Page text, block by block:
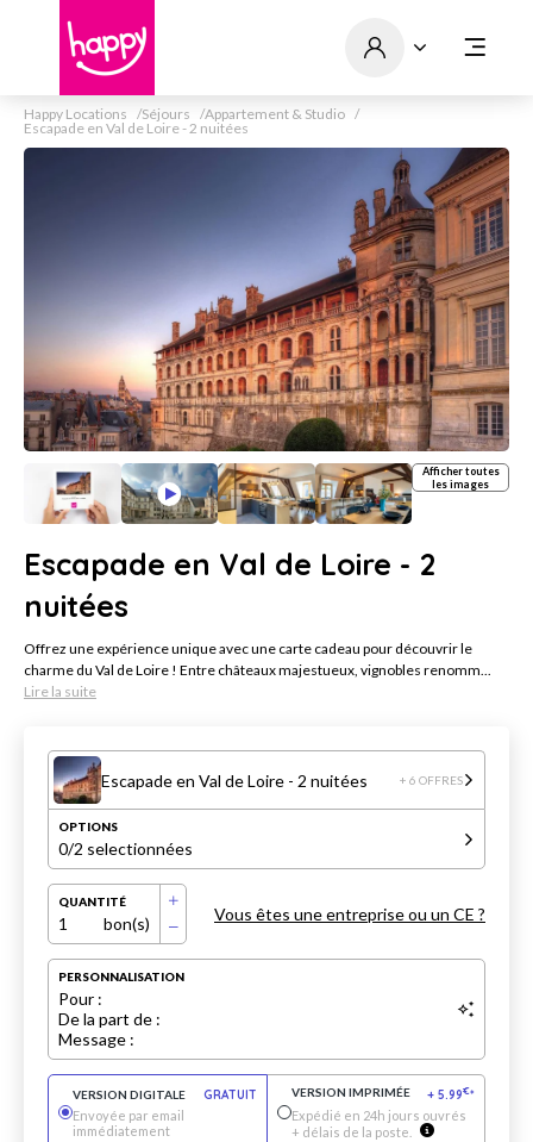
Happy Locations Séjours
Appartement & Studio
Escapade en Val de Loire - 2 nuitées
Afficher toutes
les images
Escapade en Val de Loire - 2
nuitées
Offrez une expérience unique avec une carte cadeau pour découvrir le
charme du Val de Loire ! Entre châteaux majestueux, vignobles renomm...
Lire la suite
Escapade en Val de Loire - 2 nuitées + 6 OFFRES
OPTIONS
0/2 selectionnées
QUANTITÉ
1 bon(s) Vous êtes une entreprise ou un CE ?
PERSONNALISATION
Pour :
De la part de :
Message :
VERSION DIGITALE
GRATUIT
Envoyée par email
immédiatement
VERSION IMPRIMÉE + 5.99€*
Expédié en 24h jours ouvrés
+ délais de la poste.